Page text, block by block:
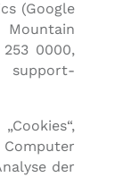
(Google
Mountain
0000,
support-
der